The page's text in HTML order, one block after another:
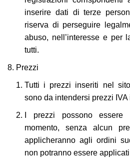
inserire dati di terze
riserva di perseguire
abuso, nell’interesse e per
tutti.
Prezzi
Tutti i prezzi inseriti nel
sono da intendersi prezzi IVA
I prezzi possono essere
momento, senza alcun
applicheranno agli ordini
non potranno essere